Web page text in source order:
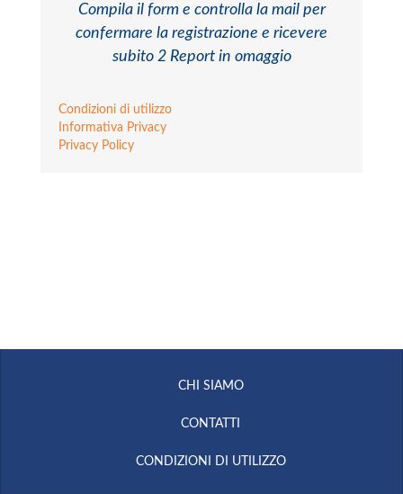
Compila il form e controlla la mail per
confermare la registrazione e ricevere
subito 2 Report in omaggio
Condizioni di utilizzo
Informativa Privacy
Privacy Policy
CHI SIAMO
CONTATTI
CONDIZIONI DI UTILIZZO